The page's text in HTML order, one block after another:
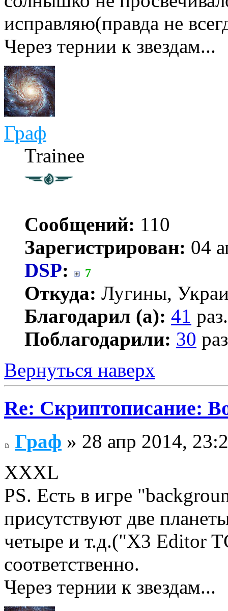
исправляю(правда не
Через тернии к звездам...
Граф
Trainee
Сообщений: 110
Зарегистрирован: 04
DSP: 7
Откуда: Лугины,
Благодарил (а): 41 раз.
Поблагодарили: 30
Вернуться наверх
Re: Скриптописание:
Граф » 28 апр 2014,
XXXL
PS. Есть в игре
присутствуют две
четыре и т.д.("X3 Editor
соответственно.
Через тернии к звездам...